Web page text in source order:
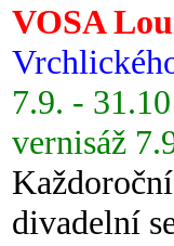
VOSA
7.9. -
vernisáž
divadelní